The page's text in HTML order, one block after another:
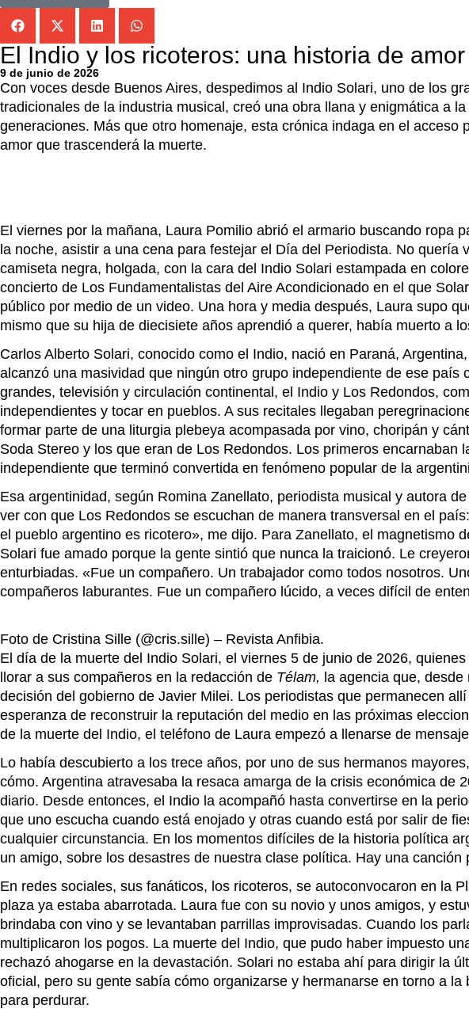
El Indio y los ricoteros: una historia de
9 de junio de 2026
Con voces desde Buenos Aires, despedimos al Indio Solari, uno de los
tradicionales de la industria musical, creó una obra llana y enigmática a
generaciones. Más que otro homenaje, esta crónica indaga en el
amor que trascenderá la muerte.
El viernes por la mañana, Laura Pomilio abrió el armario buscando ropa
la noche, asistir a una cena para festejar el Día del Periodista. No
camiseta negra, holgada, con la cara del Indio Solari estampada en
concierto de Los Fundamentalistas del Aire Acondicionado en el que
público por medio de un video. Una hora y media después, Laura supo
mismo que su hija de diecisiete años aprendió a querer, había muerto a
Carlos Alberto Solari, conocido como el Indio, nació en Paraná,
alcanzó una masividad que ningún otro grupo independiente de ese
grandes, televisión y circulación continental, el Indio y Los Redondos,
independientes y tocar en pueblos. A sus recitales llegaban
formar parte de una liturgia plebeya acompasada por vino, choripán y
Soda Stereo y los que eran de Los Redondos. Los primeros encarnaban
independiente que terminó convertida en fenómeno popular de la
Esa argentinidad, según Romina Zanellato, periodista musical y autora de
ver con que Los Redondos se escuchan de manera transversal en el
el pueblo argentino es ricotero», me dijo. Para Zanellato, el magnetismo
Solari fue amado porque la gente sintió que nunca la traicionó. Le
enturbiadas. «Fue un compañero. Un trabajador como todos nosotros.
compañeros laburantes. Fue un compañero lúcido, a veces difícil de
Foto de Cristina Sille (@cris.sille) – Revista Anfibia.
El día de la muerte del Indio Solari, el viernes 5 de junio de 2026,
llorar a sus compañeros en la redacción de Télam, la agencia que,
decisión del gobierno de Javier Milei. Los periodistas que permanecen
esperanza de reconstruir la reputación del medio en las próximas
de la muerte del Indio, el teléfono de Laura empezó a llenarse de
Lo había descubierto a los trece años, por uno de sus hermanos
cómo. Argentina atravesaba la resaca amarga de la crisis económica de
diario. Desde entonces, el Indio la acompañó hasta convertirse en la
que uno escucha cuando está enojado y otras cuando está por salir de
cualquier circunstancia. En los momentos difíciles de la historia política
un amigo, sobre los desastres de nuestra clase política. Hay una canción
En redes sociales, sus fanáticos, los ricoteros, se autoconvocaron en la
plaza ya estaba abarrotada. Laura fue con su novio y unos amigos, y
brindaba con vino y se levantaban parrillas improvisadas. Cuando los
multiplicaron los pogos. La muerte del Indio, que pudo haber impuesto
rechazó ahogarse en la devastación. Solari no estaba ahí para dirigir la
oficial, pero su gente sabía cómo organizarse y hermanarse en torno a la
para perdurar.